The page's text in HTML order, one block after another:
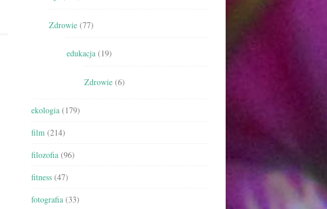
Zdrowie (77)
edukacja (19)
Zdrowie (6)
ekologia (179)
film (214)
filozofia (96)
fitness (47)
fotografia (33)